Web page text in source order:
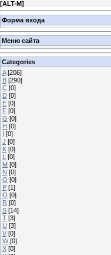
[ALT-M]
Форма входа
Меню сайта
Categories
A [206]
B [290]
C [0]
D [0]
E [0]
F [0]
G [0]
H [0]
I [0]
J [0]
K [0]
L [0]
M [0]
N [0]
O [0]
P [1]
Q [0]
R [0]
S [14]
T [3]
U [3]
V [0]
W [0]
X [0]